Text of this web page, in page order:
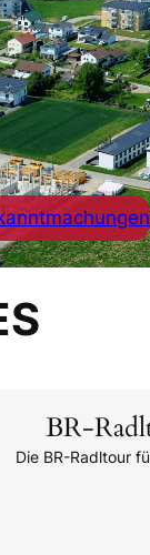
BR-
Die BR-Radltour